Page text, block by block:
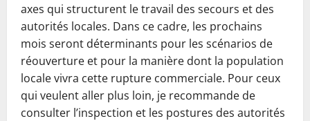
axes qui structurent le travail des secours et des
autorités locales. Dans ce cadre, les prochains
mois seront déterminants pour les scénarios de
réouverture et pour la manière dont la population
locale vivra cette rupture commerciale. Pour ceux
qui veulent aller plus loin, je recommande de
consulter l’inspection et les postures des autorités